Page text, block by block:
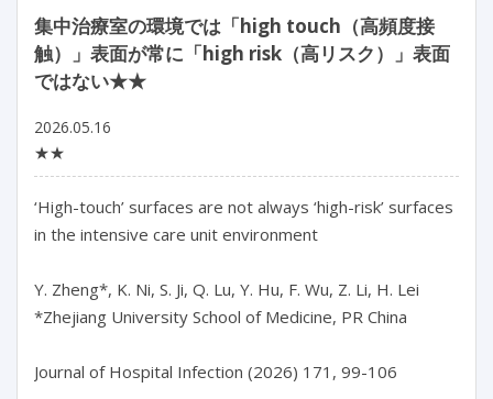
集中治療室の環境では「high touch（高頻度接
触）」表面が常に「high risk（高リスク）」表面
ではない★★
2026.05.16
★★
‘High-touch’ surfaces are not always ‘high-risk’ surfaces
in the intensive care unit environment
Y. Zheng*, K. Ni, S. Ji, Q. Lu, Y. Hu, F. Wu, Z. Li, H. Lei
*Zhejiang University School of Medicine, PR China